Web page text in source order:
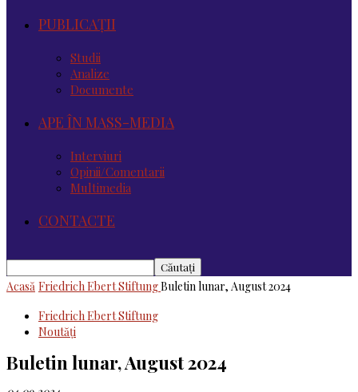
PUBLICAȚII
Studii
Analize
Documente
APE ÎN MASS-MEDIA
Interviuri
Opinii/Comentarii
Multimedia
CONTACTE
Acasă Friedrich Ebert StiftungBuletin lunar, August 2024
Friedrich Ebert Stiftung
Noutăţi
Buletin lunar, August 2024